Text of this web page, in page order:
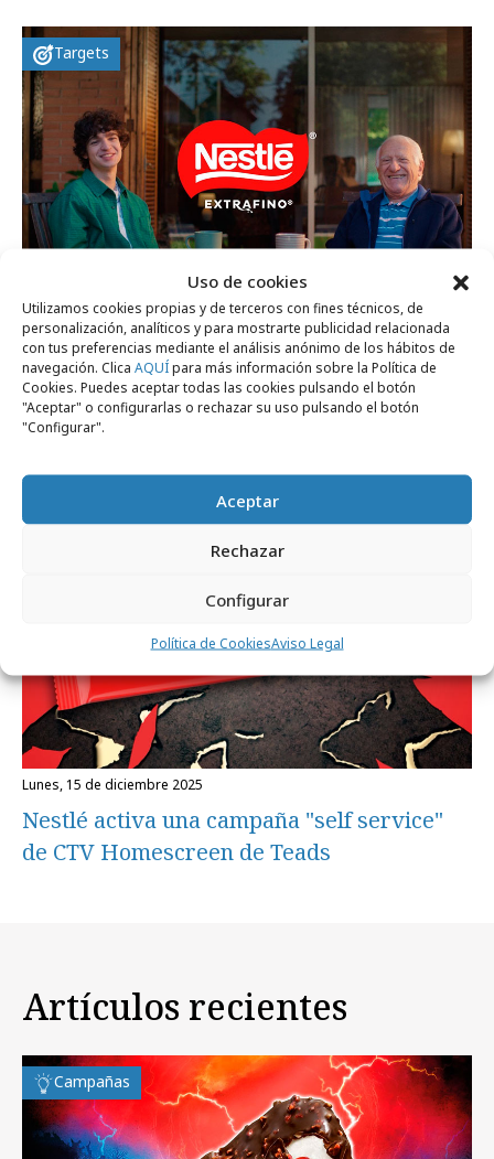
Uso de cookies
Utilizamos cookies propias y de terceros con fines técnicos, de
personalización, analíticos y para mostrarte publicidad relacionada
con tus preferencias mediante el análisis anónimo de los hábitos de
navegación. Clica AQUÍpara más información sobre la Política de
Cookies. Puedes aceptar todas las cookies pulsando el botón
"Aceptar" o configurarlas o rechazar su uso pulsando el botón
"Configurar".
Aceptar
Rechazar
Configurar
Política de CookiesAviso Legal
Targets
martes, 10 de febrero 2026
Merendar con los abuelos, un planazo para
la GenZ
Campañas
lunes, 15 de diciembre 2025
Nestlé activa una campaña "self service"
de CTV Homescreen de Teads
Artículos recientes
Campañas